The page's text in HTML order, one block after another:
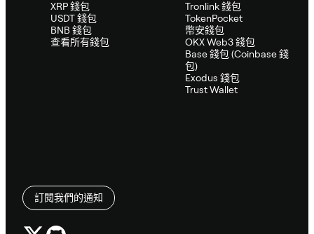
XRP 錢包
USDT 錢包
BNB 錢包
查看所有錢包
Tronlink 錢包
TokenPocket
幣安錢包
OKX Web3 錢包
Base 錢包 (Coinbase 錢
包)
Exodus 錢包
Trust Wallet
訂閱我們的通知